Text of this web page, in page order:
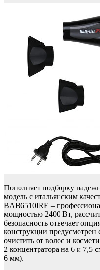
Пополняет подборку
модель с итальянским
BAB6510IRE –
мощностью 2400 Вт,
безопасность отвечает
конструкции
очистить от волос и
2 концентратора на 6 и 7,5
6 мм).